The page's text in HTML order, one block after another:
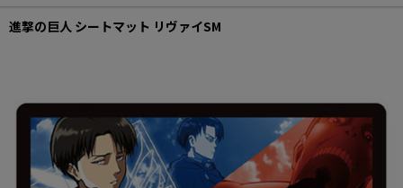
進撃の巨人 シートマット リヴァイSM